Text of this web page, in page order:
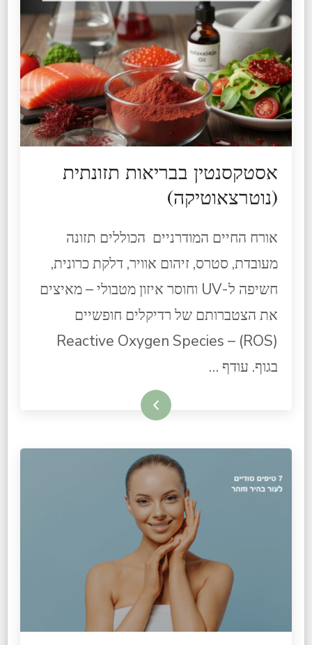
אסטקסנטין בבריאות תזונתית
(נוטרצאוטיקה)​
אורח החיים המודרניים הכוללים תזונה
מעובדת, סטרס, זיהום אוויר, דלקת כרונית,
חשיפה ל-UV וחוסר איזון מטבולי – מאיצים
את הצטברותם של רדיקלים חופשיים
Reactive Oxygen Species – (ROS)
בגוף. עודף …
קרא עוד